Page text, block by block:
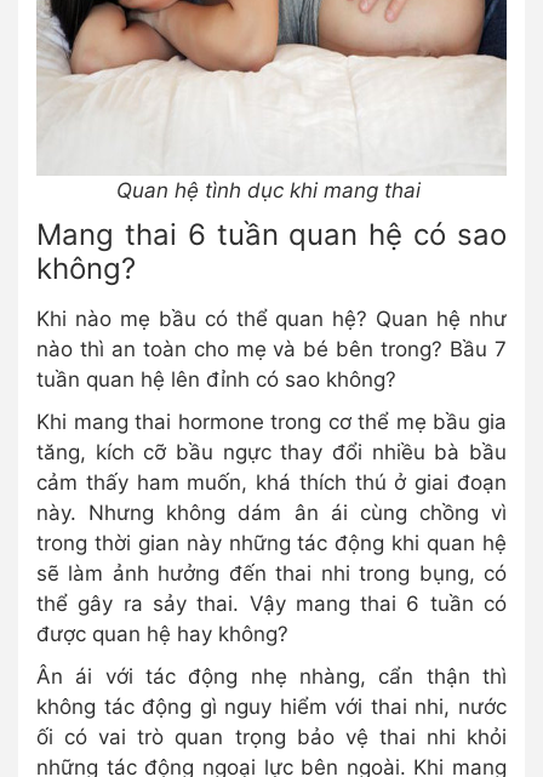
Quan hệ tình dục khi mang thai
Mang thai 6 tuần quan hệ có sao
không?
Khi nào mẹ bầu có thể quan hệ? Quan hệ như
nào thì an toàn cho mẹ và bé bên trong? Bầu 7
tuần quan hệ lên đỉnh có sao không?
Khi mang thai hormone trong cơ thể mẹ bầu gia
tăng, kích cỡ bầu ngực thay đổi nhiều bà bầu
cảm thấy ham muốn, khá thích thú ở giai đoạn
này. Nhưng không dám ân ái cùng chồng vì
trong thời gian này những tác động khi quan hệ
sẽ làm ảnh hưởng đến thai nhi trong bụng, có
thể gây ra sảy thai. Vậy mang thai 6 tuần có
được quan hệ hay không?
Ân ái với tác động nhẹ nhàng, cẩn thận thì
không tác động gì nguy hiểm với thai nhi, nước
ối có vai trò quan trọng bảo vệ thai nhi khỏi
những tác động ngoại lực bên ngoài. Khi mang